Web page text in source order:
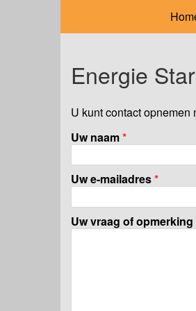
Energie
U kunt contact
Uw naam*
Uw e-mailadres*
Uw vraag of opmerking